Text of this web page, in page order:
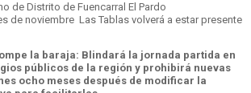
de Distrito de Fuencarral El Pardo
de noviembre Las Tablas volverá a estar presente
la baraja: Blindará la jornada partida en
públicos de la región y prohibirá nuevas
ocho meses después de modificar la